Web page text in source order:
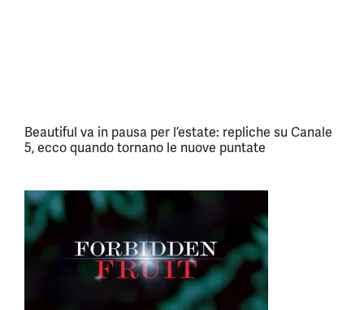
Beautiful va in pausa per l’estate: repliche su Canale
5, ecco quando tornano le nuove puntate